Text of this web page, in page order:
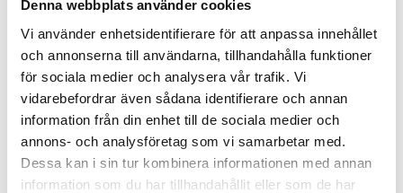
Denna webbplats använder cookies
Vi använder enhetsidentifierare för att anpassa innehållet
och annonserna till användarna, tillhandahålla funktioner
för sociala medier och analysera vår trafik. Vi
vidarebefordrar även sådana identifierare och annan
information från din enhet till de sociala medier och
annons- och analysföretag som vi samarbetar med.
Dessa kan i sin tur kombinera informationen med annan
information som du har tillhandahållit eller som de har
Haaretz korrespondent i Stockholm och medverkar också
på SvD:s ledarsida. Sedan Gazakriget startade för två år
sedan har han varit överöst med uppdrag – och hat. ”Jag
saknar dagarna jag kunde skriva om saker...
kommentar
Journalister pekades ut på plakat under Bokmässan
29 SEP, 2025
Under en demonstration utanför